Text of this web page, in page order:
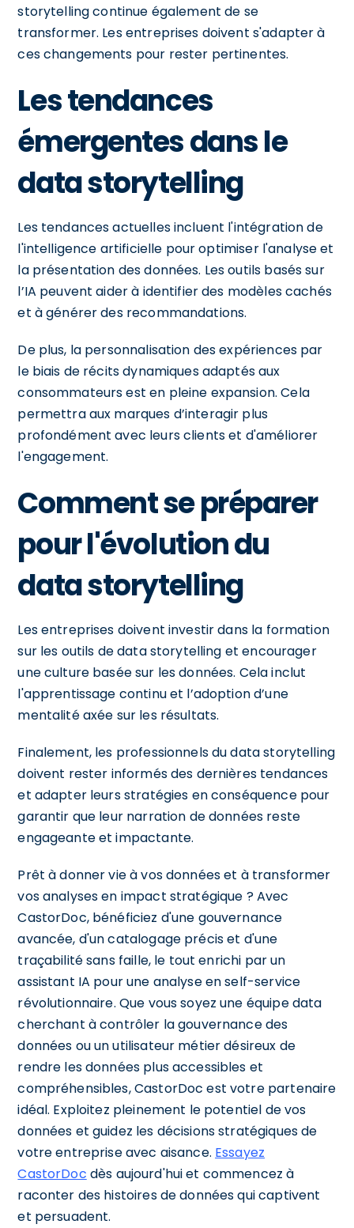
storytelling continue également de se
transformer. Les entreprises doivent s'adapter à
ces changements pour rester pertinentes.
Les tendances
émergentes dans le
data storytelling
Les tendances actuelles incluent l'intégration de
l'intelligence artificielle pour optimiser l'analyse et
la présentation des données. Les outils basés sur
l’IA peuvent aider à identifier des modèles cachés
et à générer des recommandations.
De plus, la personnalisation des expériences par
le biais de récits dynamiques adaptés aux
consommateurs est en pleine expansion. Cela
permettra aux marques d’interagir plus
profondément avec leurs clients et d'améliorer
l'engagement.
Comment se préparer
pour l'évolution du
data storytelling
Les entreprises doivent investir dans la formation
sur les outils de data storytelling et encourager
une culture basée sur les données. Cela inclut
l'apprentissage continu et l’adoption d’une
mentalité axée sur les résultats.
Finalement, les professionnels du data storytelling
doivent rester informés des dernières tendances
et adapter leurs stratégies en conséquence pour
garantir que leur narration de données reste
engageante et impactante.
Prêt à donner vie à vos données et à transformer
vos analyses en impact stratégique ? Avec
CastorDoc, bénéficiez d'une gouvernance
avancée, d'un catalogage précis et d'une
traçabilité sans faille, le tout enrichi par un
assistant IA pour une analyse en self-service
révolutionnaire. Que vous soyez une équipe data
cherchant à contrôler la gouvernance des
données ou un utilisateur métier désireux de
rendre les données plus accessibles et
compréhensibles, CastorDoc est votre partenaire
idéal. Exploitez pleinement le potentiel de vos
données et guidez les décisions stratégiques de
votre entreprise avec aisance. Essayez
CastorDoc dès aujourd'hui et commencez à
raconter des histoires de données qui captivent
et persuadent.